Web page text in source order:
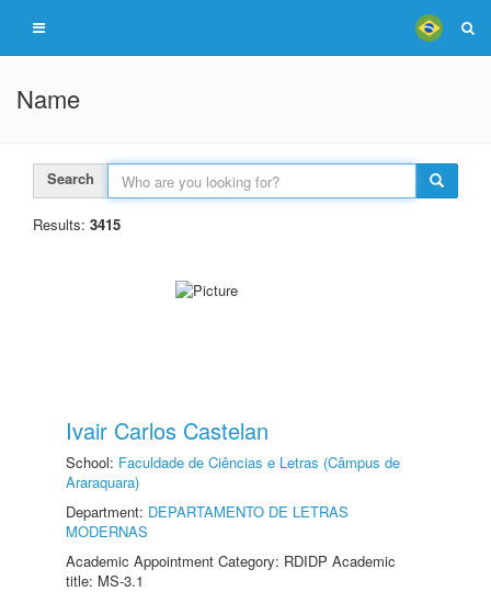
Name
Search
Results: 3415
Ivair Carlos Castelan
School: Faculdade de Ciências e Letras (Câmpus de
Araraquara)
Department: DEPARTAMENTO DE LETRAS
MODERNAS
Academic Appointment Category: RDIDP Academic
title: MS-3.1